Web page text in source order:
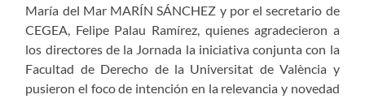
María del Mar MARÍN SÁNCHEZ y por el secretario de
CEGEA, Felipe Palau Ramírez, quienes agradecieron a
los directores de la Jornada la iniciativa conjunta con la
Facultad de Derecho de la Universitat de València y
pusieron el foco de intención en la relevancia y novedad